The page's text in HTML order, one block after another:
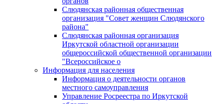
Слюдянская районная общественная
организация "Совет женщин Слюдянского
района"
Слюдянская районная организация
Иркутской областной организации
общероссийской общественной организации
"Всероссийское о
Информация для населения
Информация о деятельности органов
местного самоуправления
Управление Росреестра по Иркутской